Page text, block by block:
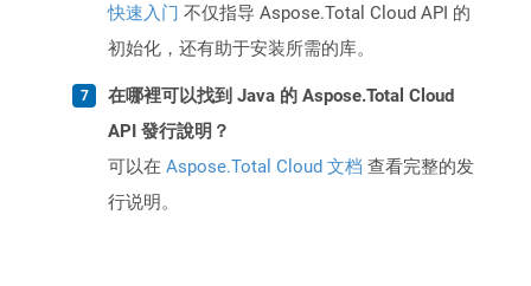
快速入门 不仅指导 Aspose.Total Cloud API 的
初始化，还有助于安装所需的库。
在哪裡可以找到 Java 的 Aspose.Total Cloud
API 發行說明？
可以在 Aspose.Total Cloud 文档 查看完整的发
行说明。